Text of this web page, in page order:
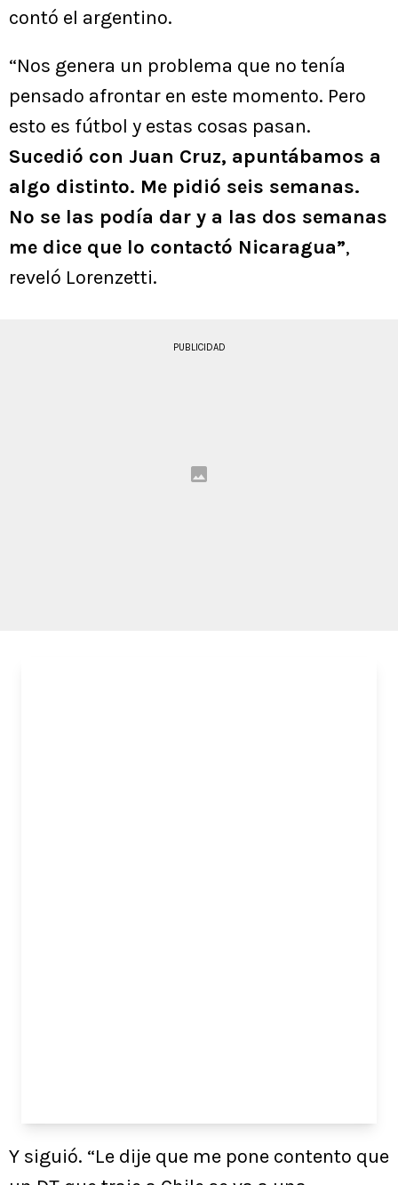
contó el argentino.
“Nos genera un problema que no tenía
pensado afrontar en este momento. Pero
esto es fútbol y estas cosas pasan.
Sucedió con Juan Cruz, apuntábamos a
algo distinto. Me pidió seis semanas.
No se las podía dar y a las dos semanas
me dice que lo contactó Nicaragua”,
reveló Lorenzetti.
PUBLICIDAD
Y siguió. “Le dije que me pone contento que